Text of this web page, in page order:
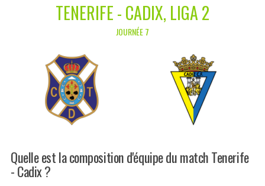
TENERIFE - CADIX, LIGA 2
JOURNÉE 7
Quelle est la composition d'équipe du match Tenerife
- Cadix ?